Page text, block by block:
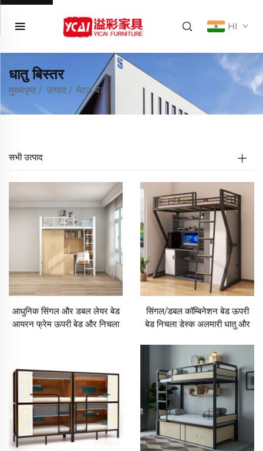
HI
धातु बिस्तर
मुख्यपृष्ठ / उत्पाद / मेटल बेड
सभी उत्पाद
आधुनिक सिंगल और डबल लेयर बेड
आयरन फ्रेम ऊपरी बेड और निचला
सिंगल/डबल कॉम्बिनेशन बेड ऊपरी
बेड निचला डेस्क अलमारी धातु और
अपार्टमेंट के लिए बेड